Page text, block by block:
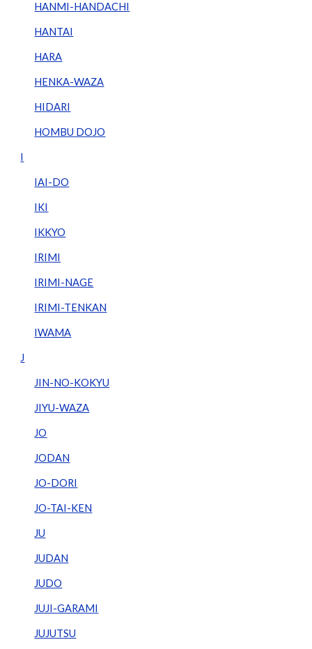
HANMI-HANDACHI
HANTAI
HARA
HENKA-WAZA
HIDARI
HOMBU DOJO
I
IAI-DO
IKI
IKKYO
IRIMI
IRIMI-NAGE
IRIMI-TENKAN
IWAMA
J
JIN-NO-KOKYU
JIYU-WAZA
JO
JODAN
JO-DORI
JO-TAI-KEN
JU
JUDAN
JUDO
JUJI-GARAMI
JUJUTSU